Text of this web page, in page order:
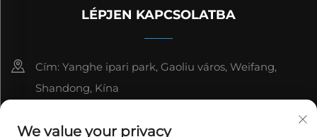
LÉPJEN KAPCSOLATBA
Cím: Yanghe ipari park, Gaoliu város, Weifang,
Shandong, Kína
We value your privacy